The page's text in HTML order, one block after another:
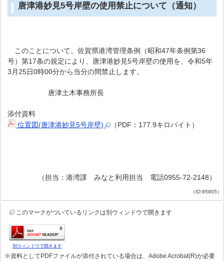
唐津港妙見5号岸壁の使用禁止について（通知）
このことについて、佐賀県港湾管理条例（昭和47年条例第36
号）第17条の規定により、唐津港妙見5号岸壁の使用を、令和5年
3月25日0時00分から当分の間禁止します。
唐津土木事務所長
添付資料
位置図(唐津港妙見5号岸壁)
（PDF：177.9キロバイト）
（担当：港湾課 みなと利用担当 電話0955-72-2148）
（ID:95905）
このマークがついているリンクは別ウィンドウで開きます
別ウィンドウで開きます
※資料としてPDFファイルが添付されている場合は、Adobe Acrobat(R)が必要